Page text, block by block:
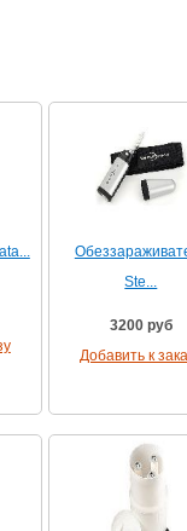
Ste...
3200 руб
Добавить к